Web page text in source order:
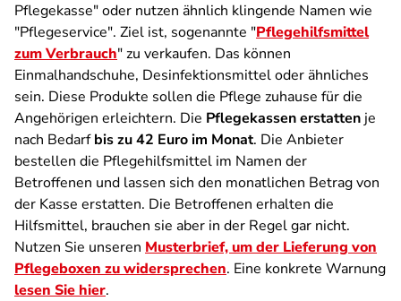
Pflegekasse" oder nutzen ähnlich klingende Namen wie
"Pflegeservice". Ziel ist, sogenannte "Pflegehilfsmittel
zum Verbrauch" zu verkaufen. Das können
Einmalhandschuhe, Desinfektionsmittel oder ähnliches
sein. Diese Produkte sollen die Pflege zuhause für die
Angehörigen erleichtern. Die Pflegekassen erstatten je
nach Bedarfbis zu 42 Euro im Monat. Die Anbieter
bestellen die Pflegehilfsmittel im Namen der
Betroffenen und lassen sich den monatlichen Betrag von
der Kasse erstatten. Die Betroffenen erhalten die
Hilfsmittel, brauchen sie aber in der Regel gar nicht.
Nutzen Sie unseren Musterbrief, um der Lieferung von
Pflegeboxen zu widersprechen. Eine konkrete Warnung
lesen Sie hier.